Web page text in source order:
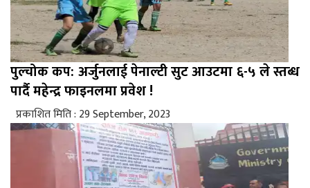
पुल्चोक कप: अर्जुनलाई पेनाल्टी सुट आउटमा ६-५ ले स्तब्ध
पार्दै महेन्द्र फाइनलमा प्रवेश !
प्रकाशित मिति : 29 September, 2023